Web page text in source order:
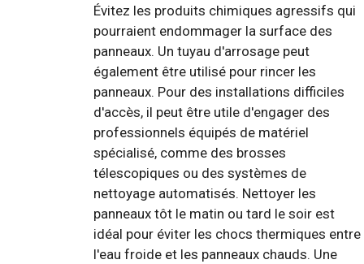
Évitez les produits chimiques agressifs qui
pourraient endommager la surface des
panneaux. Un tuyau d'arrosage peut
également être utilisé pour rincer les
panneaux. Pour des installations difficiles
d'accès, il peut être utile d'engager des
professionnels équipés de matériel
spécialisé, comme des brosses
télescopiques ou des systèmes de
nettoyage automatisés. Nettoyer les
panneaux tôt le matin ou tard le soir est
idéal pour éviter les chocs thermiques entre
l'eau froide et les panneaux chauds. Une